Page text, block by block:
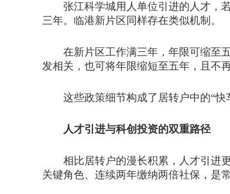
张江科学城用人单位引进的人才，若
三年。临港新片区同样存在类似机制。
在新片区工作满三年，年限可缩至五
发相关，也可将年限缩短至五年，且不
这些政策细节构成了居转户中的“快
人才引进与科创投资的双重路径
相比居转户的漫长积累，人才引进更
关键角色、连续两年缴纳两倍社保，是